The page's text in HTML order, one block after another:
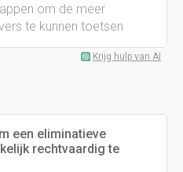
om de meer
te kunnen toetsen
Krijg hulp van AI
een eliminatieve
rechtvaardig te